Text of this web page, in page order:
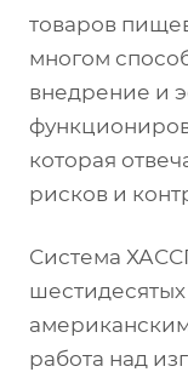
товаров
многом
внедрение и
которая
рисков и
Система
работа над